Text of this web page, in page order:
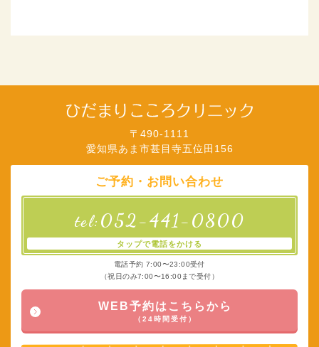
〒490-1111
愛知県あま市甚目寺五位田156
ご予約・お問い合わせ
tel: 052-441-0800
タップで電話をかける
電話予約 7:00〜23:00受付
（祝日のみ7:00〜16:00まで受付）
WEB予約はこちらから
（24時間受付）